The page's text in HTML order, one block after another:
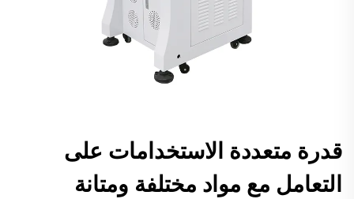
قدرة متعددة الاستخدامات على
التعامل مع مواد مختلفة ومتانة